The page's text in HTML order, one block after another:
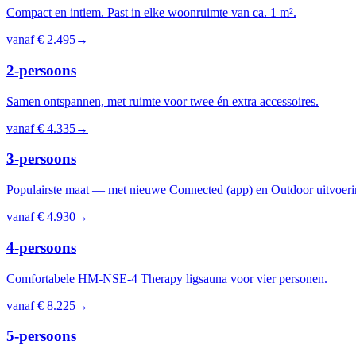
Compact en intiem. Past in elke woonruimte van ca. 1 m².
vanaf€ 2.495→
2-persoons
Samen ontspannen, met ruimte voor twee én extra accessoires.
vanaf€ 4.335→
3-persoons
Populairste maat — met nieuwe Connected (app) en Outdoor
vanaf€ 4.930→
4-persoons
Comfortabele HM-NSE-4 Therapy ligsauna voor vier personen.
vanaf€ 8.225→
5-persoons